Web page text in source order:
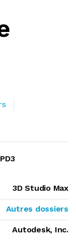
3D Studio Max
Autres dossiers
Autodesk, Inc.